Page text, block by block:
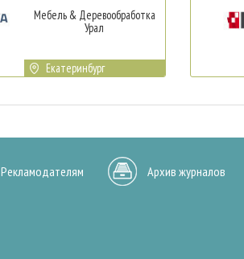
Мебель & Деревообработка
Урал
Екатеринбург
Рекламодателям Архив журналов